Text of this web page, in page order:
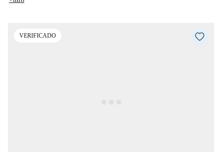
VERIFICADO